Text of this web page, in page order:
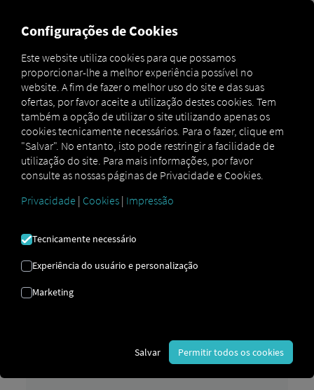
PERGUNTAS
FREQUENTES
Perguntas frequentes
O RIO plataforma
Configurações de Cookies
Este website utiliza cookies para que possamos
proporcionar-lhe a melhor experiência possível no
website. A fim de fazer o melhor uso do site e das suas
ofertas, por favor aceite a utilização destes cookies. Tem
também a opção de utilizar o site utilizando apenas os
cookies tecnicamente necessários. Para o fazer, clique em
"Salvar". No entanto, isto pode restringir a facilidade de
utilização do site. Para mais informações, por favor
consulte as nossas páginas de Privacidade e Cookies.
Privacidade | Cookies | Impressão
Tecnicamente necessário
Experiência do usuário e personalização
Marketing
Salvar Permitir todos os cookies